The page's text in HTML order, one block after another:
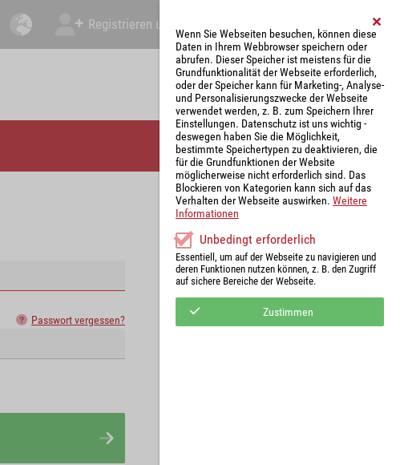
Registrieren und Angebot abgeben Mein Account
Passwort vergessen?
Wenn Sie Webseiten besuchen, können diese
Daten in Ihrem Webbrowser speichern oder
abrufen. Dieser Speicher ist meistens für die
Grundfunktionalität der Webseite erforderlich,
oder der Speicher kann für Marketing-, Analyse-
und Personalisierungszwecke der Webseite
verwendet werden, z. B. zum Speichern Ihrer
Einstellungen. Datenschutz ist uns wichtig -
deswegen haben Sie die Möglichkeit,
bestimmte Speichertypen zu deaktivieren, die
für die Grundfunktionen der Website
möglicherweise nicht erforderlich sind. Das
Blockieren von Kategorien kann sich auf das
Verhalten der Webseite auswirken. Weitere
Informationen
Unbedingt erforderlich
Essentiell, um auf der Webseite zu navigieren und
deren Funktionen nutzen können, z. B. den Zugriff
auf sichere Bereiche der Webseite.
Zustimmen